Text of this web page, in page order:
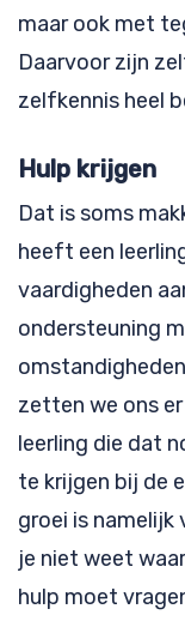
maar ook met
Daarvoor zijn
zelfkennis heel
Hulp krijgen
Dat is soms
heeft een
vaardigheden
ondersteuning
zetten we ons
leerling die dat
te krijgen bij de
groei is namelijk
je niet weet
hulp moet